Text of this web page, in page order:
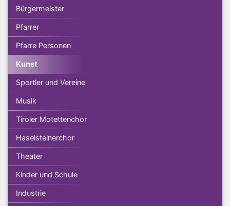
Bürgermeister
Pfarrer
Pfarre Personen
Kunst
Sportler und Vereine
Musik
Tiroler Motettenchor
Haselsteinerchor
Theater
Kinder und Schule
Industrie